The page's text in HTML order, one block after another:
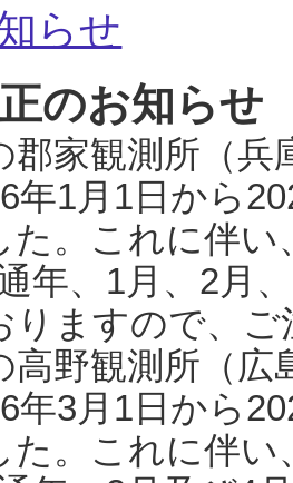
らせ
のお知らせ
郡家観測所（
年1月1日から
た。これに伴い
年、1月、2月
りますので、
高野観測所（
年3月1日から
た。これに伴い